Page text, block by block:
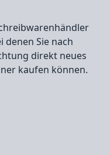
denen Sie nach
direkt neues
kaufen können.